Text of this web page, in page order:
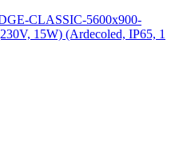
CLASSIC-5600x900-
15W) (Ardecoled, IP65, 1